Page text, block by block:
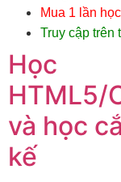
Mua 1 lần
Truy cập trên
Học
HTML5/
và học
kế